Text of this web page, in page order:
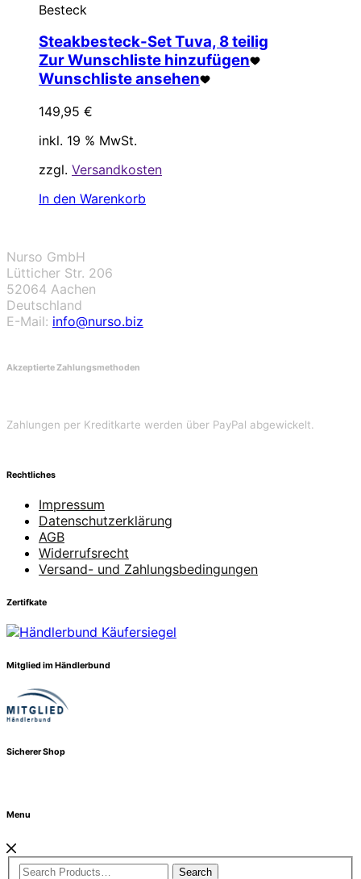
Besteck
Steakbesteck-Set Tuva, 8 teilig
Zur Wunschliste hinzufügen
Wunschliste ansehen
149,95 €
inkl. 19 % MwSt.
zzgl. Versandkosten
In den Warenkorb
Nurso GmbH
Lütticher Str. 206
52064 Aachen
Deutschland
E-Mail: info@nurso.biz
Akzeptierte Zahlungsmethoden
Zahlungen per Kreditkarte werden über PayPal abgewickelt.
Rechtliches
Impressum
Datenschutzerklärung
AGB
Widerrufsrecht
Versand- und Zahlungsbedingungen
Zertifkate
Mitglied im Händlerbund
Sicherer Shop
Menu
Search